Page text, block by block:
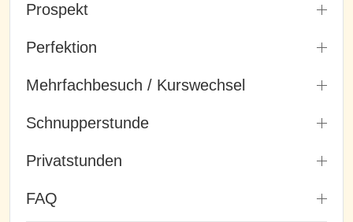
Prospekt
Perfektion
Mehrfachbesuch / Kurswechsel
Schnupperstunde
Privatstunden
FAQ